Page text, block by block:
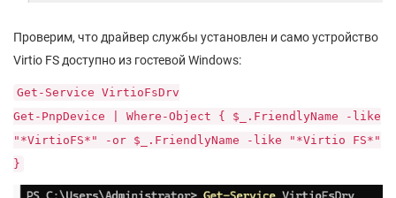
Проверим, что драйвер службы установлен и само устройство
Virtio FS доступно из гостевой Windows:
Get-Service VirtioFsDrv
Get-PnpDevice | Where-Object { $_.FriendlyName -like
"*VirtioFS*" -or $_.FriendlyName -like "*Virtio FS*"
}